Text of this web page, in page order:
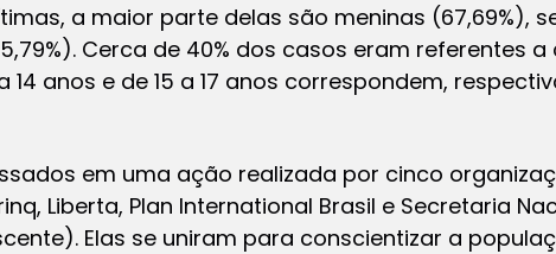
a maior parte delas são meninas (67,69%),
Cerca de 40% dos casos eram referentes a
14 anos e de 15 a 17 anos correspondem,
em uma ação realizada por cinco
Liberta, Plan International Brasil e Secretaria
Elas se uniram para conscientizar a